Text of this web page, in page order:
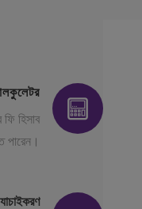
হিসাব
পারেন।